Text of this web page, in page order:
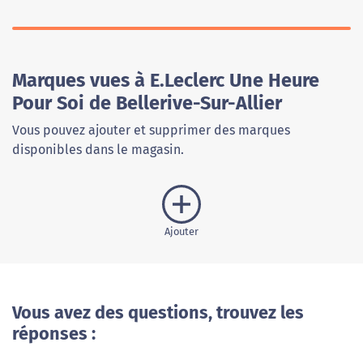
Marques vues à E.Leclerc Une Heure
Pour Soi de Bellerive-Sur-Allier
Vous pouvez ajouter et supprimer des marques
disponibles dans le magasin.
Ajouter
Vous avez des questions, trouvez les
réponses :